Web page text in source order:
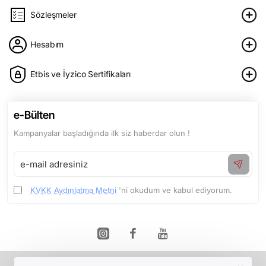
Sözleşmeler
Hesabım
Etbis ve İyzico Sertifikaları
e-Bülten
Kampanyalar başladığında ilk siz haberdar olun !
e-
mail
adresiniz
KVKK Aydınlatma Metni 'ni okudum ve kabul ediyorum.